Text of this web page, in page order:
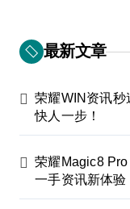
最新文章
荣耀WIN资讯秒
快人一步！
荣耀Magic8
一手资讯新体验